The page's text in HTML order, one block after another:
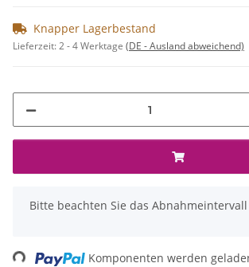
Knapper Lagerbestand
Lieferzeit:2 - 4 Werktage (DE - Ausland abweichend)
x
Bitte beachten Sie das
Komponenten werden